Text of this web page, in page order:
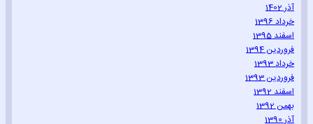
آذر 1402
خرداد 1396
اسفند 1395
فروردین 1394
خرداد 1393
فروردین 1393
اسفند 1392
بهمن 1392
آذر 1390